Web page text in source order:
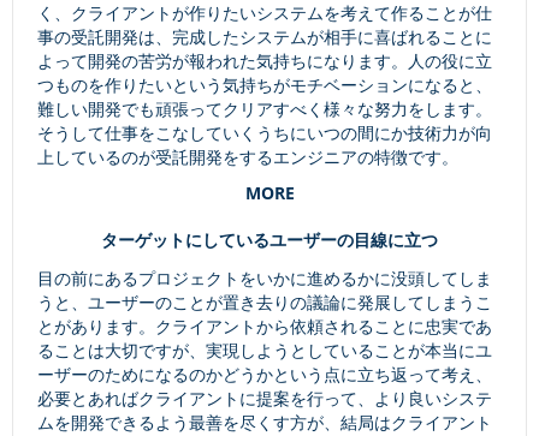
く、クライアントが作りたいシステムを考えて作ることが仕
事の受託開発は、完成したシステムが相手に喜ばれることに
よって開発の苦労が報われた気持ちになります。人の役に立
つものを作りたいという気持ちがモチベーションになると、
難しい開発でも頑張ってクリアすべく様々な努力をします。
そうして仕事をこなしていくうちにいつの間にか技術力が向
上しているのが受託開発をするエンジニアの特徴です。
MORE
ターゲットにしているユーザーの目線に立つ
目の前にあるプロジェクトをいかに進めるかに没頭してしま
うと、ユーザーのことが置き去りの議論に発展してしまうこ
とがあります。クライアントから依頼されることに忠実であ
ることは大切ですが、実現しようとしていることが本当にユ
ーザーのためになるのかどうかという点に立ち返って考え、
必要とあればクライアントに提案を行って、より良いシステ
ムを開発できるよう最善を尽くす方が、結局はクライアント